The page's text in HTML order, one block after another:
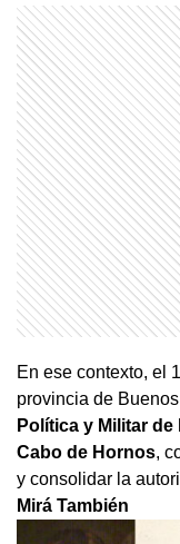
En ese contexto, el
provincia de
Política y Militar de
Cabo de Hornos,
y consolidar la
Mirá También